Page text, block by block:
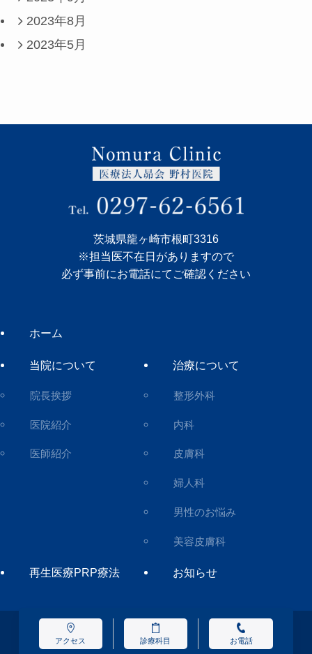
2023年8月
2023年5月
茨城県龍ヶ崎市根町3316
※担当医不在日がありますので
必ず事前にお電話にてご確認ください
ホーム
当院について
院長挨拶
医院紹介
医師紹介
治療について
整形外科
内科
皮膚科
婦人科
男性のお悩み
美容皮膚科
再生医療PRP療法 お知らせ
©Copyright(c) Nomura Clinic.All Rights Reserved.
アクセス 診療科目 お電話